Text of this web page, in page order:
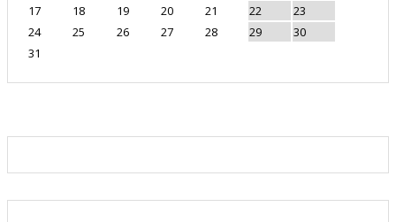
17
18 19 20 21 22
23
24
25 26 27 28 29
30
31